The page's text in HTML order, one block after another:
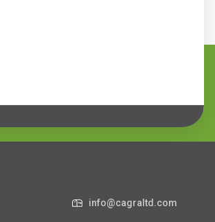
info@cagraltd.com